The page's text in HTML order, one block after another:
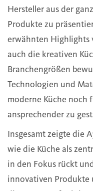
Hersteller aus der
Produkte zu
erwähnten Highlights
auch die kreativen
Branchengrößen
Technologien und
moderne Küche
ansprechender zu
Insgesamt zeigte die
wie die Küche als
in den Fokus rückt
innovativen Produkte